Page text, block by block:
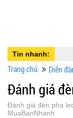
Tin nhanh:
Trang chủ Diễn
Đánh giá
Đánh giá đèn pha
MuaBanNhanh